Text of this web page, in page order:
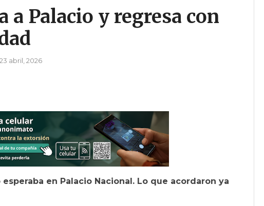
a Palacio y regresa con
23 abril, 2026
en Palacio Nacional. Lo que acordaron ya